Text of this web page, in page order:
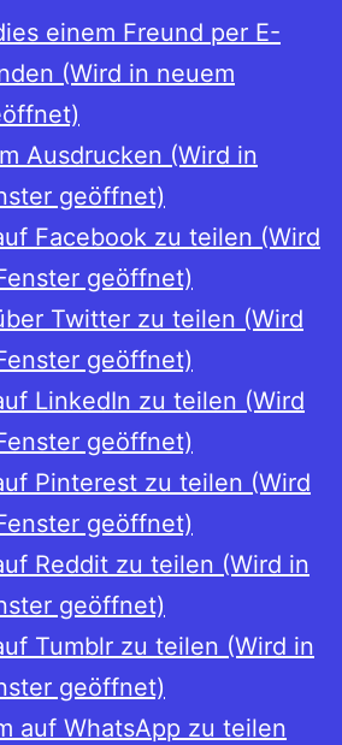
einem Freund per E-
(Wird in neuem
Ausdrucken (Wird in
geöffnet)
Facebook zu teilen (Wird
geöffnet)
Twitter zu teilen (Wird
geöffnet)
LinkedIn zu teilen (Wird
geöffnet)
Pinterest zu teilen (Wird
geöffnet)
Reddit zu teilen (Wird in
geöffnet)
Tumblr zu teilen (Wird in
geöffnet)
auf WhatsApp zu teilen